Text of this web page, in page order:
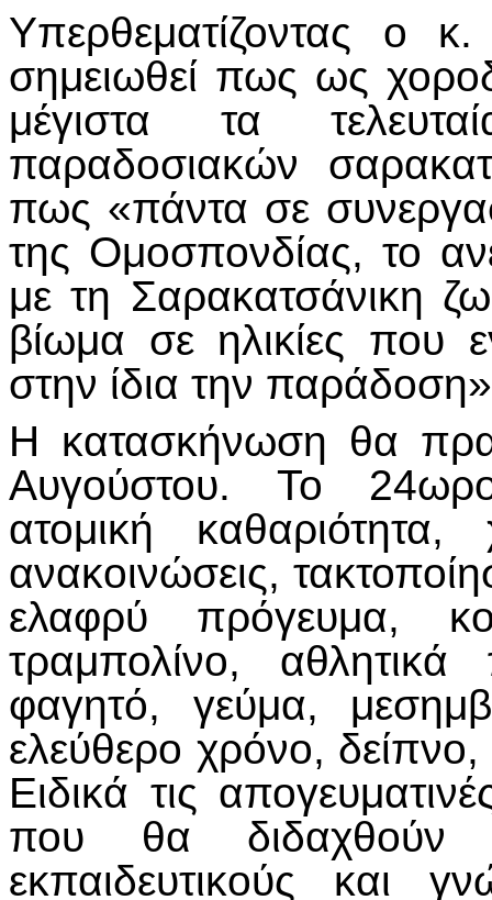
Υπερθεματίζοντας ο
σημειωθεί πως ως
μέγιστα τα
παραδοσιακών
πως «πάντα σε
της Ομοσπονδίας, το
με τη Σαρακατσάνικη
βίωμα σε ηλικίες που
στην ίδια την
Η κατασκήνωση θα
Αυγούστου. Το
ατομική
ανακοινώσεις,
ελαφρύ πρόγευμα,
τραμπολίνο, αθλητικά
φαγητό, γεύμα,
ελεύθερο χρόνο,
Ειδικά τις
που θα διδαχθούν
εκπαιδευτικούς και